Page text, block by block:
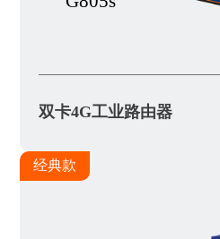
双卡4G工业路由器
经典款